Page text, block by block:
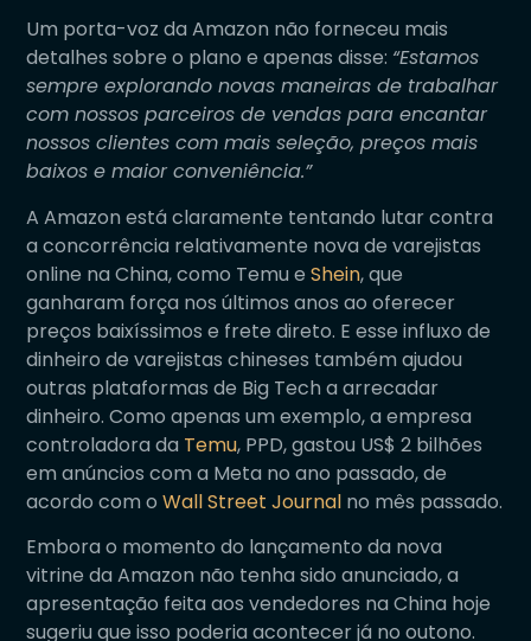
Um porta-voz da Amazon não forneceu mais
detalhes sobre o plano e apenas disse: “Estamos
sempre explorando novas maneiras de trabalhar
com nossos parceiros de vendas para encantar
nossos clientes com mais seleção, preços mais
baixos e maior conveniência.”
A Amazon está claramente tentando lutar contra
a concorrência relativamente nova de varejistas
online na China, como Temu eShein, que
ganharam força nos últimos anos ao oferecer
preços baixíssimos e frete direto. E esse influxo de
dinheiro de varejistas chineses também ajudou
outras plataformas de Big Tech a arrecadar
dinheiro. Como apenas um exemplo, a empresa
controladora da Temu, PPD, gastou US$ 2 bilhões
em anúncios com a Meta no ano passado, de
acordo com oWall Street Journal no mês passado.
Embora o momento do lançamento da nova
vitrine da Amazon não tenha sido anunciado, a
apresentação feita aos vendedores na China hoje
sugeriu que isso poderia acontecer já no outono.